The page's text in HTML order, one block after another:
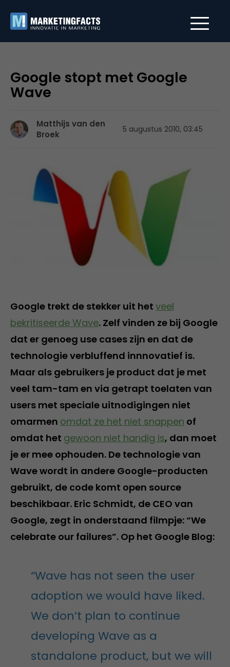
Google stopt met Google
Wave
Matthijs van den
Broek
5 augustus 2010, 03:45
Google trekt de stekker uit het veel
bekritiseerde Wave. Zelf vinden ze bij Google
dat er genoeg use cases zijn en dat de
technologie verbluffend innnovatief is.
Maar als gebruikers je product dat je met
veel tam-tam en via getrapt toelaten van
users met speciale uitnodigingen niet
omarmen omdat ze het niet snappen of
omdat het gewoon niet handig is, dan moet
je er mee ophouden. De technologie van
Wave wordt in andere Google-producten
gebruikt, de code komt open source
beschikbaar. Eric Schmidt, de CEO van
Google, zegt in onderstaand filmpje: “We
celebrate our failures”. Op het Google Blog:
“Wave has not seen the user
adoption we would have liked.
We don’t plan to continue
developing Wave as a
standalone product, but we will